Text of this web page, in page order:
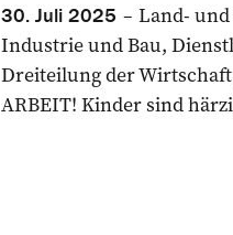
30. Juli 2025
Land-
Industrie und Bau,
Dreiteilung der
ARBEIT! Kinder sind